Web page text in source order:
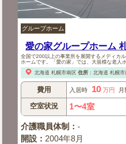
グループホーム
愛の家グループホーム
全国で200以上の事業所を展開するメディカ
ホームです。「愛の家」では、大規模な老人
北海道 札幌市南区 住所： 北海道 札幌市
費用 入居時 10 万円 月
空室状況 1〜4室
介護職員体制 ：-
開設 ： 2004年8月